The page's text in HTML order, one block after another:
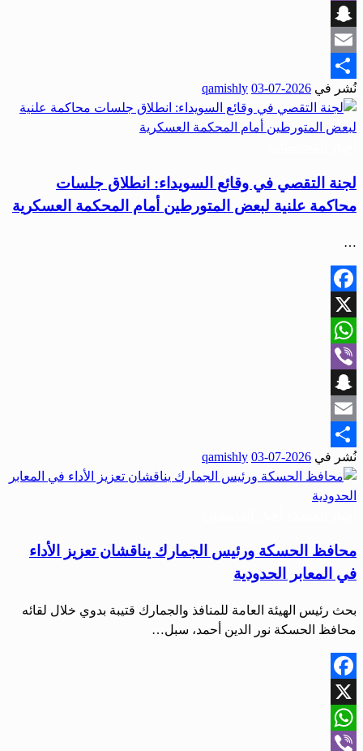
Viber
Snapchat
Email
Share
نُشر في 2026-07-03
qamishly
لجنة التقصي في وقائع السويداء: انطلاق جلسات
محاكمة علنية لبعض المتورطين أمام المحكمة العسكرية
…
Facebook
X
WhatsApp
Viber
Snapchat
Email
Share
نُشر في 2026-07-03
qamishly
محافظ الحسكة ورئيس الجمارك يناقشان تعزيز الأداء
في المعابر الحدودية
بحث رئيس الهيئة العامة للمنافذ والجمارك قتيبة بدوي خلال لقائه
محافظ الحسكة نور ‌‏الدين أحمد، سبل…
Facebook
X
WhatsApp